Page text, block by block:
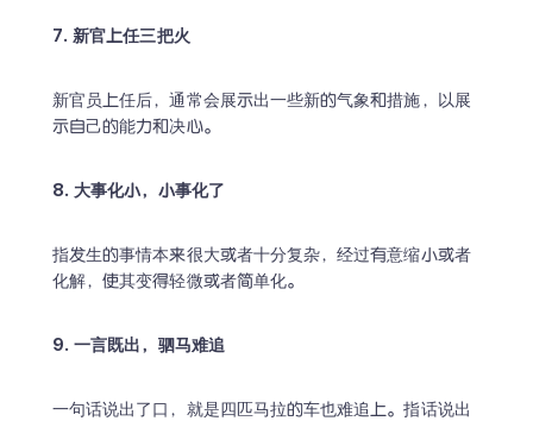
7. 新官上任三把火
新官员上任后，通常会展示出一些新的气象和措施，以展
示自己的能力和决心。
8. 大事化小，小事化了
指发生的事情本来很大或者十分复杂，经过有意缩小或者
化解，使其变得轻微或者简单化。
9. 一言既出，驷马难追
一句话说出了口，就是四匹马拉的车也难追上。指话说出